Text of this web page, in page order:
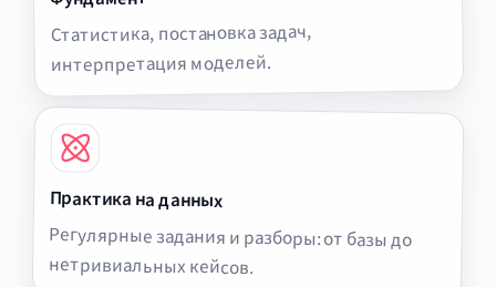
Статистика, постановка задач,
интерпретация моделей.
Практика на данных
Регулярные задания и разборы: от базы до
нетривиальных кейсов.